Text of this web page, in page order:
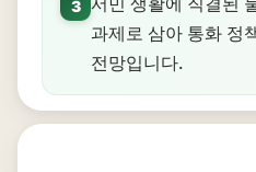
3
과제로 삼아 통화 정
전망입니다.